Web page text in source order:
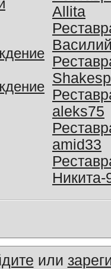
Allita
aleks75
amid33
Никита-
или